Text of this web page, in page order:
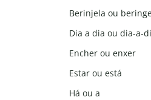
Berinjela ou
Dia a dia ou dia-a-
Encher ou enxer
Estar ou está
Há ou a